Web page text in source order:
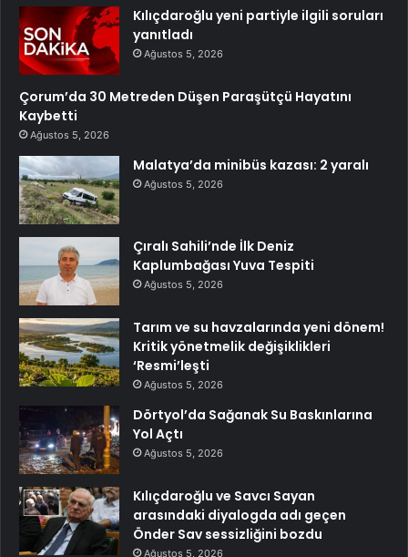
Kılıçdaroğlu yeni partiyle ilgili soruları
yanıtladı
Ağustos 5, 2026
Çorum’da 30 Metreden Düşen Paraşütçü Hayatını
Kaybetti
Ağustos 5, 2026
Malatya’da minibüs kazası: 2 yaralı
Ağustos 5, 2026
Çıralı Sahili’nde İlk Deniz
Kaplumbağası Yuva Tespiti
Ağustos 5, 2026
Tarım ve su havzalarında yeni dönem!
Kritik yönetmelik değişiklikleri
‘Resmi’leşti
Ağustos 5, 2026
Dörtyol’da Sağanak Su Baskınlarına
Yol Açtı
Ağustos 5, 2026
Kılıçdaroğlu ve Savcı Sayan
arasındaki diyalogda adı geçen
Önder Sav sessizliğini bozdu
Ağustos 5, 2026